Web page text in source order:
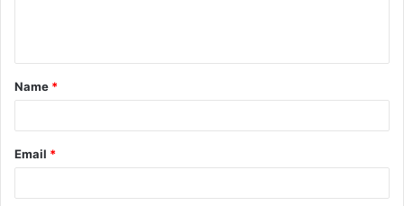
Name *
Email *